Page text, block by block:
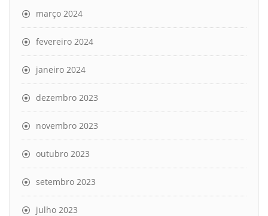
março 2024
fevereiro 2024
janeiro 2024
dezembro 2023
novembro 2023
outubro 2023
setembro 2023
julho 2023